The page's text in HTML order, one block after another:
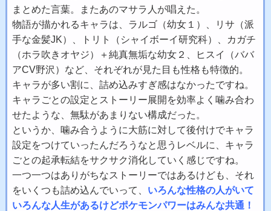
まとめた言葉。またあのマサラ人が唱えた。
物語が描かれるキャラは、ラルゴ（幼女１）、リサ（派
手な金髪JK）、トリト（シャイボーイ研究科）、カガチ
（ホラ吹きオヤジ）＋純真無垢な幼女２、ヒスイ（ババ
アCV野沢）など、それぞれが見た目も性格も特徴的。
キャラが多い割に、詰め込みすぎ感はなかったですね。
キャラごとの設定とストーリー展開を効率よく噛み合わ
せたような、無駄があまりない構成だった。
というか、噛み合うように大筋に対して後付けでキャラ
設定をつけていったんだろうなと思うレベルに、キャラ
ごとの起承転結をサクサク消化していく感じですね。
一つ一つはありがちなストーリーではあるけども、それ
をいくつも詰め込んでいって、 いろんな性格の人がいて
いろんな人生があるけどポケモンパワーはみんな共通！